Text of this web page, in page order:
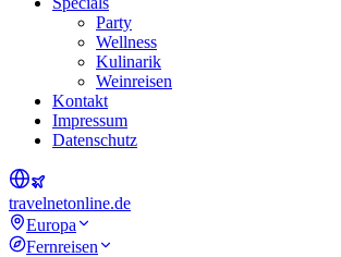
Party
Wellness
Kulinarik
Weinreisen
Kontakt
Impressum
Datenschutz
travelnetonline.de
Europa
Fernreisen